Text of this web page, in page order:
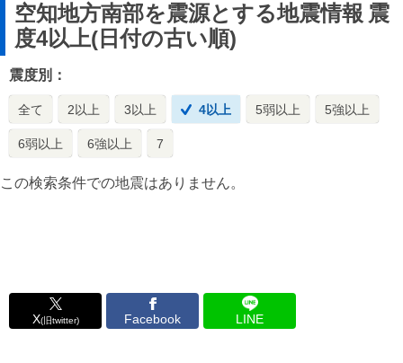
空知地方南部を震源とする地震情報 震
度4以上(日付の古い順)
震度別：
全て 2以上 3以上 4以上 5弱以上 5強以上
6弱以上 6強以上 7
この検索条件での地震はありません。
X(旧twitter) Facebook LINE